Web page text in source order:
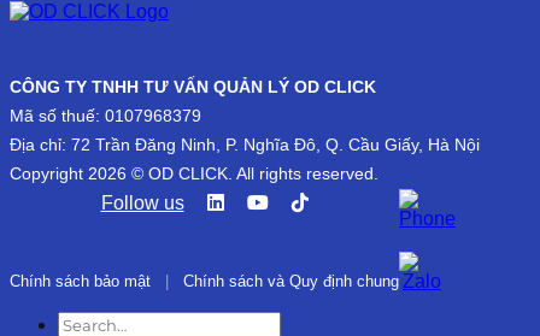
CÔNG TY TNHH TƯ VẤN QUẢN LÝ OD CLICK
Mã số thuế: 0107968379
Địa chỉ: 72 Trần Đăng Ninh, P. Nghĩa Đô, Q. Cầu Giấy, Hà Nội
Copyright 2026 © OD CLICK. All rights reserved.
Follow us
Chính sách bảo mật | Chính sách và Quy định chung